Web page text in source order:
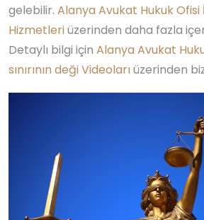
gelebilir. Alanya Avukat Hukuk Ofisi
Hizmetleriüzerinden daha fazla
Detaylı bilgi için Alanya Avukat
sınırının deği Videolarıüzerinden